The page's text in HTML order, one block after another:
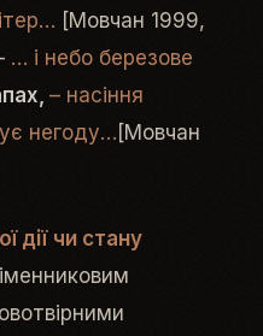
[Мовчан 1999,
… і небо березове
– насіння
негоду…[Мовчан
дії чи стану
іменниковим